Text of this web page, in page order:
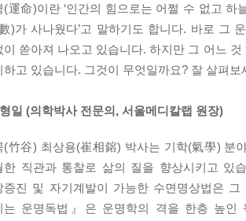
) 황토는 집안이나 사무실 등에 좋은 기운이
사장은 사무실 공간을 황토와 목재를 이용
있게 되었다는 반가운 소식이 들려왔습니다.
따라 운명을 예측하는 것이랍니다. 형체를
는 환자 상태를 알아보는 방법으로 몸의 생김
기의학적 측면에서 관상을 살펴보고자 합니
죠. (중략) 관상에서 코는 재화의 들고 남을
습니다. 코뼈는 굵고 반듯하게 아래로 뻗은
전에 몸과 마음에 좋은 기운을 일으키는 명
대학교 한의물리학교실에서 인체의 경락, 바
남자가 또래보다 십 년은 젊어 보이고 흰머리
에 “나이 40이 넘으면 자신의 얼굴에 책임을
과 경험이 많은 노인들은 그 사람의 안색
적 관계성을 파악해 그 사람의 미래를 예측
난 건강운(健康運)·재물운(財物運)·학업운(
(運命)이란 ‘인간의 힘으로는 어쩔 수 없고 하
)가 사나웠다’고 말하기도 합니다. 바로 그
이 쏟아져 나오고 있습니다. 하지만 그 어느
하고 있습니다. 그것이 무엇일까요? 잘 살펴
일 (의학박사 전문의, 서울메디칼랩 원장)
(竹谷) 최상용(崔相鎔) 박사는 기학(氣學) 분
한 직관과 통찰로 삶의 질을 향상시키고 있
증진 및 자기계발이 가능한 수면명상법은
는 운명독법』은 운명학의 격을 한층 높인